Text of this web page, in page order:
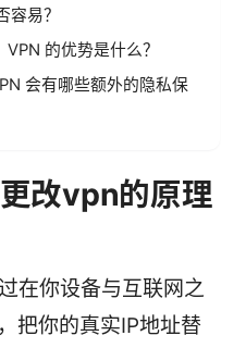
容易？
的优势是什么？
会有哪些额外的隐私保
改vpn的原理
在你设备与互联网之
把你的真实IP地址替